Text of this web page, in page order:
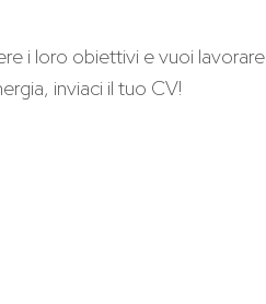
i loro obiettivi e vuoi lavorare
inviaci il tuo CV!